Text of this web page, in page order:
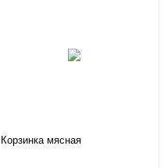
Корзинка мясная